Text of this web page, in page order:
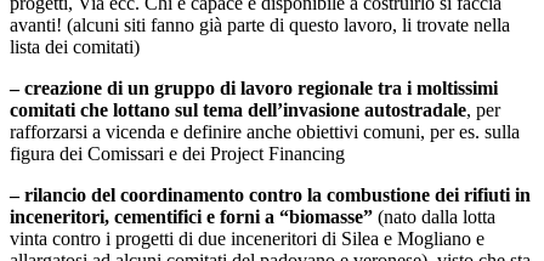
avanti! (alcuni siti fanno già parte di questo lavoro, li trovate nella
lista dei comitati)
– creazione di un gruppo di lavoro regionale tra i moltissimi
comitati che lottano sul tema dell’invasione autostradale, per
rafforzarsi a vicenda e definire anche obiettivi comuni, per es. sulla
figura dei Comissari e dei Project Financing
– rilancio del coordinamento contro la combustione dei rifiuti in
inceneritori, cementifici e forni a “biomasse” (nato dalla lotta
vinta contro i progetti di due inceneritori di Silea e Mogliano e